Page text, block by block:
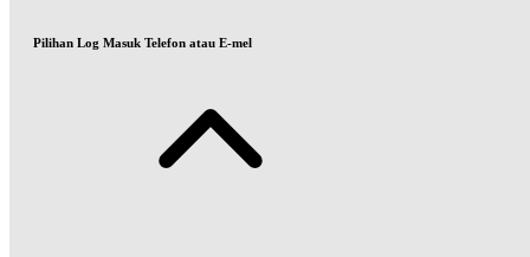
Pilihan Log Masuk Telefon atau E-mel